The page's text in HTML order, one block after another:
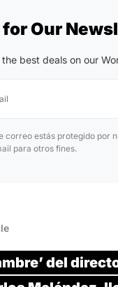
for Our
best deals on our
correo estás protegido por
para otros fines.
del